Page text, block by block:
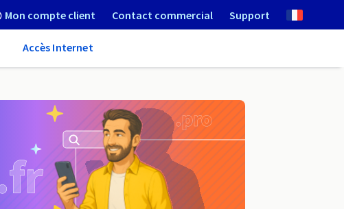
Mon compte client Contact commercial Support
Accès Internet